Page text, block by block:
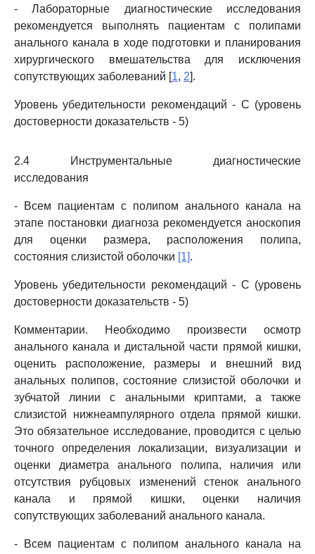
- Лабораторные диагностические исследования
рекомендуется выполнять пациентам с полипами
анального канала в ходе подготовки и планирования
хирургического вмешательства для исключения
сопутствующих заболеваний [1, 2].
Уровень убедительности рекомендаций - C (уровень
достоверности доказательств - 5)
2.4 Инструментальные диагностические
исследования
- Всем пациентам с полипом анального канала на
этапе постановки диагноза рекомендуется аноскопия
для оценки размера, расположения полипа,
состояния слизистой оболочки [1].
Уровень убедительности рекомендаций - C (уровень
достоверности доказательств - 5)
Комментарии. Необходимо произвести осмотр
анального канала и дистальной части прямой кишки,
оценить расположение, размеры и внешний вид
анальных полипов, состояние слизистой оболочки и
зубчатой линии с анальными криптами, а также
слизистой нижнеампулярного отдела прямой кишки.
Это обязательное исследование, проводится с целью
точного определения локализации, визуализации и
оценки диаметра анального полипа, наличия или
отсутствия рубцовых изменений стенок анального
канала и прямой кишки, оценки наличия
сопутствующих заболеваний анального канала.
- Всем пациентам с полипом анального канала на